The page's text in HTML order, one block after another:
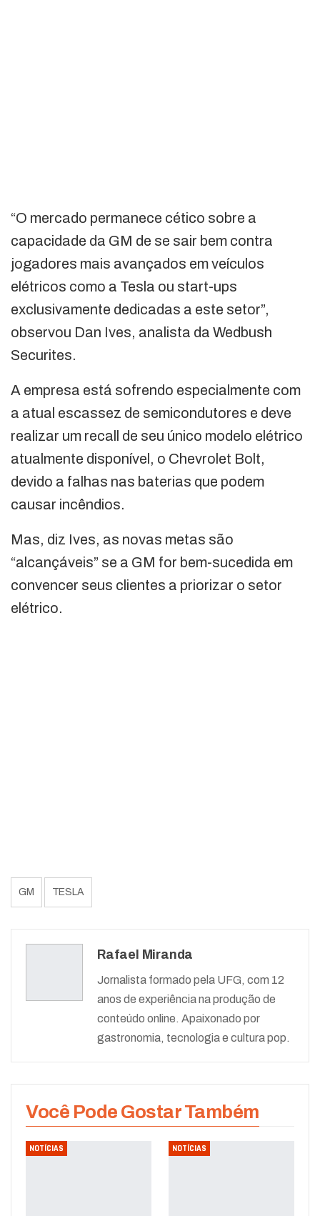
“O mercado permanece cético sobre a
capacidade da GM de se sair bem contra
jogadores mais avançados em veículos
elétricos como a Tesla ou start-ups
exclusivamente dedicadas a este setor”,
observou Dan Ives, analista da Wedbush
Securites.
A empresa está sofrendo especialmente com
a atual escassez de semicondutores e deve
realizar um recall de seu único modelo elétrico
atualmente disponível, o Chevrolet Bolt,
devido a falhas nas baterias que podem
causar incêndios.
Mas, diz Ives, as novas metas são
“alcançáveis” se a GM for bem-sucedida em
convencer seus clientes a priorizar o setor
elétrico.
GM TESLA
Rafael Miranda
Jornalista formado pela UFG, com 12
anos de experiência na produção de
conteúdo online. Apaixonado por
gastronomia, tecnologia e cultura pop.
Você Pode Gostar Também
NOTÍCIAS NOTÍCIAS